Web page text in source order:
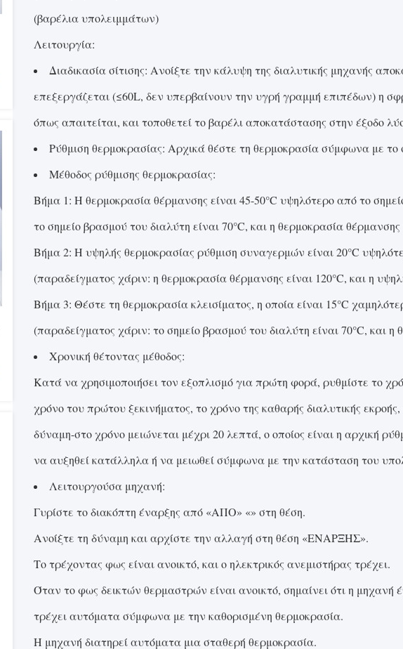
(βαρέλια υπολειμμάτων)
Λειτουργία:
Διαδικασία σίτισης: Ανοίξτε την κάλυψη της διαλυτικής μηχανής
επεξεργάζεται (≤60L, δεν υπερβαίνουν την υγρή γραμμή επιπέδων) η
όπως απαιτείται, και τοποθετεί το βαρέλι αποκατάστασης στην έξοδο
Ρύθμιση θερμοκρασίας: Αρχικά θέστε τη θερμοκρασία σύμφωνα με το
Μέθοδος ρύθμισης θερμοκρασίας:
Βήμα 1: Η θερμοκρασία θέρμανσης είναι 45-50°C υψηλότερο από το
το σημείο βρασμού του διαλύτη είναι 70°C, και η θερμοκρασία θέρμανσης
Βήμα 2: Η υψηλής θερμοκρασίας ρύθμιση συναγερμών είναι 20°C
(παραδείγματος χάριν: η θερμοκρασία θέρμανσης είναι 120°C, και η
Βήμα 3: Θέστε τη θερμοκρασία κλεισίματος, η οποία είναι 15°C
(παραδείγματος χάριν: το σημείο βρασμού του διαλύτη είναι 70°C, και η
Χρονική θέτοντας μέθοδος:
Κατά να χρησιμοποιήσει τον εξοπλισμό για πρώτη φορά, ρυθμίστε το
χρόνο του πρώτου ξεκινήματος, το χρόνο της καθαρής διαλυτικής
δύναμη-στο χρόνο μειώνεται μέχρι 20 λεπτά, ο οποίος είναι η αρχική
να αυξηθεί κατάλληλα ή να μειωθεί σύμφωνα με την κατάσταση του
Λειτουργούσα μηχανή:
Γυρίστε το διακόπτη έναρξης από «ΑΠΟ» «» στη θέση.
Ανοίξτε τη δύναμη και αρχίστε την αλλαγή στη θέση «ΕΝΑΡΞΗΣ».
Το τρέχοντας φως είναι ανοικτό, και ο ηλεκτρικός ανεμιστήρας τρέχει.
Όταν το φως δεικτών θερμαστρών είναι ανοικτό, σημαίνει ότι η μηχανή
τρέχει αυτόματα σύμφωνα με την καθορισμένη θερμοκρασία.
Η μηχανή διατηρεί αυτόματα μια σταθερή θερμοκρασία.